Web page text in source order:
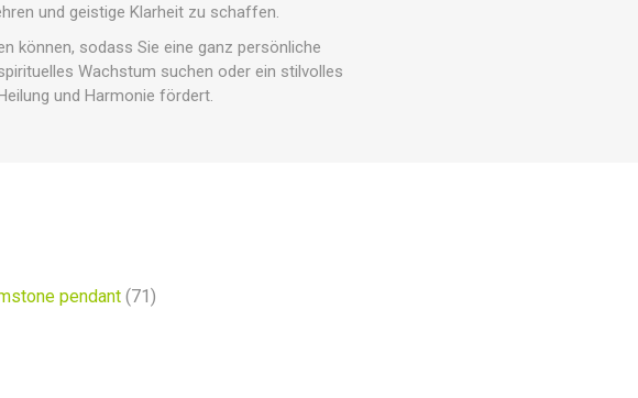
und geistige Klarheit zu schaffen.
können, sodass Sie eine ganz persönliche
Wachstum suchen oder ein stilvolles
und Harmonie fördert.
pendant (71)